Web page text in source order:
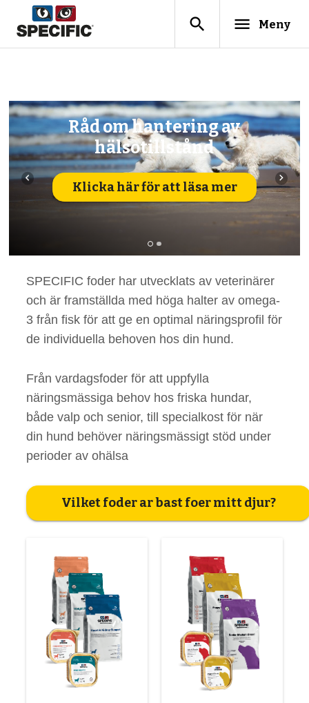
search menu Meny
Råd om hantering av
hälsotillstånd
Klicka här för att läsa mer
navigate_before navigate_next
SPECIFIC foder har utvecklats av veterinärer
och är framställda med höga halter av omega-
3 från fisk för att ge en optimal näringsprofil för
de individuella behoven hos din hund.
Från vardagsfoder för att uppfylla
näringsmässiga behov hos friska hundar,
både valp och senior, till specialkost för när
din hund behöver näringsmässigt stöd under
perioder av ohälsa
Vilket foder ar bast foer mitt djur?